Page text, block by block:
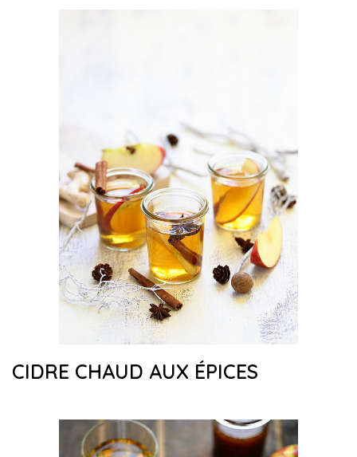
CIDRE CHAUD AUX ÉPICES